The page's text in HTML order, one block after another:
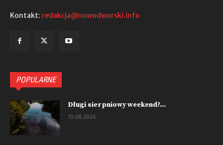
Kontakt: redakcja@nowodworski.info
POPULARNE
Długi sierpniowy weekend?...
10-08-2026